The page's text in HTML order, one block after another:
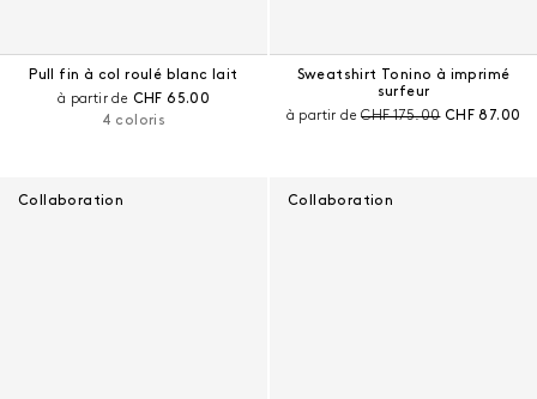
Pull fin à col roulé blanc lait
à partir de Prix courant :
CHF 65.00
4 coloris
Sweatshirt Tonino à imprimé
surfeur
à partir dePrix avant remise :
CHF 175.00 Prix courant
CHF 87.00
Collaboration Collaboration